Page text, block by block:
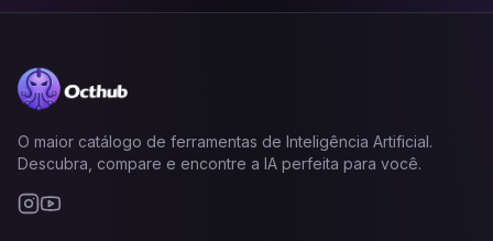
O maior catálogo de ferramentas de Inteligência Artificial.
Descubra, compare e encontre a IA perfeita para você.